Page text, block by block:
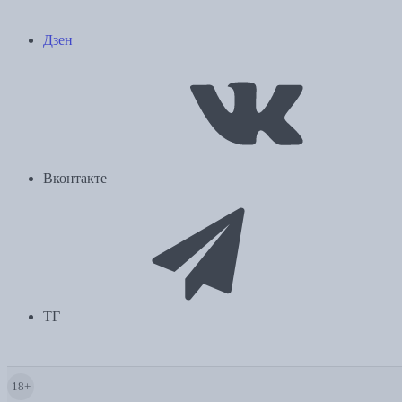
Дзен
Вконтакте
ТГ
18+